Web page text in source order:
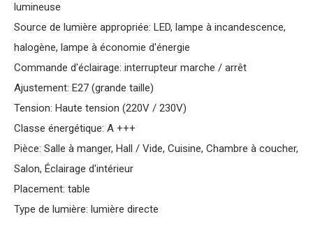
lumineuse
Source de lumière appropriée: LED, lampe à incandescence,
halogène, lampe à économie d'énergie
Commande d'éclairage: interrupteur marche / arrêt
Ajustement: E27 (grande taille)
Tension: Haute tension (220V / 230V)
Classe énergétique: A +++
Pièce: Salle à manger, Hall / Vide, Cuisine, Chambre à coucher,
Salon, Éclairage d'intérieur
Placement: table
Type de lumière: lumière directe